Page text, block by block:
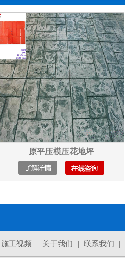
西安压模压花地坪
施工视频 | 关于我们 | 联系我们 |